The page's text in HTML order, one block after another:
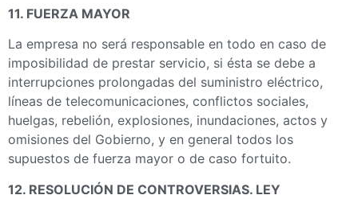
11. FUERZA MAYOR
La empresa no será responsable en todo en caso de
imposibilidad de prestar servicio, si ésta se debe a
interrupciones prolongadas del suministro eléctrico,
líneas de telecomunicaciones, conflictos sociales,
huelgas, rebelión, explosiones, inundaciones, actos y
omisiones del Gobierno, y en general todos los
supuestos de fuerza mayor o de caso fortuito.
12. RESOLUCIÓN DE CONTROVERSIAS. LEY